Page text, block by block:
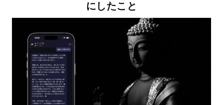
にしたこと